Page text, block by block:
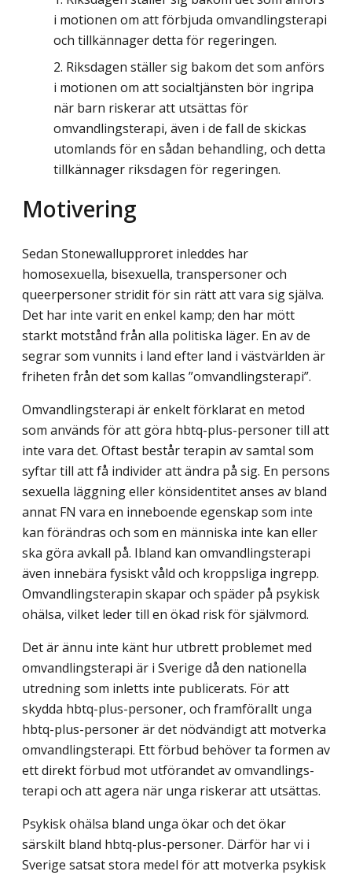
i motionen om att förbjuda omvandlingsterapi
och tillkännager detta för regeringen.
Riksdagen ställer sig bakom det som anförs
i motionen om att socialtjänsten bör ingripa
när barn riskerar att utsättas för
omvandlingsterapi, även i de fall de skickas
utomlands för en sådan behandling, och detta
tillkännager riksdagen för regeringen.
Motivering
Sedan Stonewallupproret inleddes har
homosexuella, bisexuella, transpersoner och
queerpersoner stridit för sin rätt att vara sig själva.
Det har inte varit en enkel kamp; den har mött
starkt motstånd från alla politiska läger. En av de
segrar som vunnits i land efter land i västvärlden är
friheten från det som kallas ”omvandlingsterapi”.
Omvandlingsterapi är enkelt förklarat en metod
som används för att göra hbtq-plus-personer till att
inte vara det. Oftast består terapin av samtal som
syftar till att få individer att ändra på sig. En persons
sexuella läggning eller könsidentitet anses av bland
annat FN vara en inneboende egenskap som inte
kan förändras och som en människa inte kan eller
ska göra avkall på. Ibland kan omvandlingsterapi
även innebära fysiskt våld och kroppsliga ingrepp.
Omvandlingsterapin skapar och späder på psykisk
ohälsa, vilket leder till en ökad risk för självmord.
Det är ännu inte känt hur utbrett problemet med
omvandlingsterapi är i Sverige då den nationella
utredning som inletts inte publicerats. För att
skydda hbtq-plus-personer, och framförallt unga
hbtq-plus-personer är det nödvändigt att motverka
omvandlings­terapi. Ett förbud behöver ta formen av
ett direkt förbud mot utförandet av omvandlings­
terapi och att agera när unga riskerar att utsättas.
Psykisk ohälsa bland unga ökar och det ökar
särskilt bland hbtq-plus-personer. Därför har vi i
Sverige satsat stora medel för att motverka psykisk